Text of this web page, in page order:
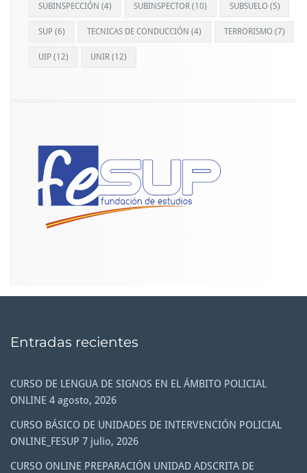
SUBINSPECCIÓN (4) SUBINSPECTOR (10) SUBSUELO (5)
SUP(6) TECNICAS DE CONDUCCIÓN (4) TERRORISMO (7)
UIP(12) UNIR (12)
Entradas recientes
CURSO DE LENGUA DE SIGNOS EN EL ÁMBITO POLICIAL
ONLINE 4 agosto, 2026
CURSO BÁSICO DE UNIDADES DE INTERVENCIÓN POLICIAL
ONLINE_FESUP 7 julio, 2026
CURSO ONLINE PREPARACIÓN UNIDAD ADSCRITA DE